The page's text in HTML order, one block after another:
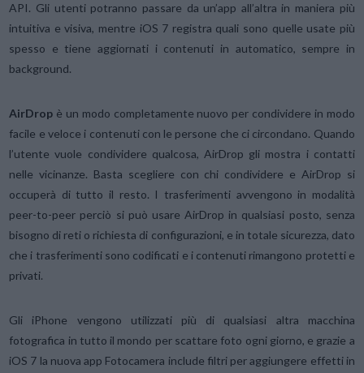
API. Gli utenti potranno passare da un’app all’altra in maniera più
intuitiva e visiva, mentre iOS 7 registra quali sono quelle usate più
spesso e tiene aggiornati i contenuti in automatico, sempre in
background.
AirDrop è un modo completamente nuovo per condividere in modo
facile e veloce i contenuti con le persone che ci circondano. Quando
l’utente vuole condividere qualcosa, AirDrop gli mostra i contatti
nelle vicinanze. Basta scegliere con chi condividere e AirDrop si
occuperà di tutto il resto. I trasferimenti avvengono in modalità
peer-to-peer perciò si può usare AirDrop in qualsiasi posto, senza
bisogno di reti o richiesta di configurazioni, e in totale sicurezza, dato
che i trasferimenti sono codificati e i contenuti rimangono protetti e
privati.
Gli iPhone vengono utilizzati più di qualsiasi altra macchina
fotografica in tutto il mondo per scattare foto ogni giorno, e grazie a
iOS 7 la nuova app Fotocamera include filtri per aggiungere effetti in